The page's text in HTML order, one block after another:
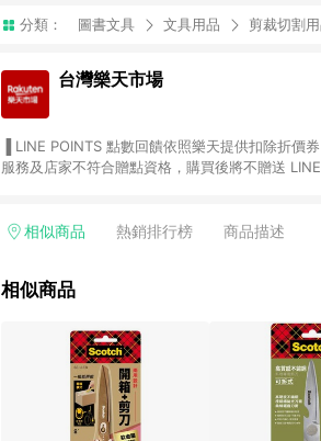
分類： 圖書文具 文具用品 剪裁切割
台灣樂天市場
服務及店家不符合贈點資格，購買後將不贈送
享有 LINE POINTS 回饋。 (3) 若購買之訂單（包含預購商品）未符合樂天市場 45 天內完成訂單出貨及結帳，則不符
會有時間差，如顯示之商品規格、顏色、價位、贈品與
點數回饋或點數回饋有爭議，台灣樂天市場保有
相似商品 熱銷排行榜 商品描述
相似商品